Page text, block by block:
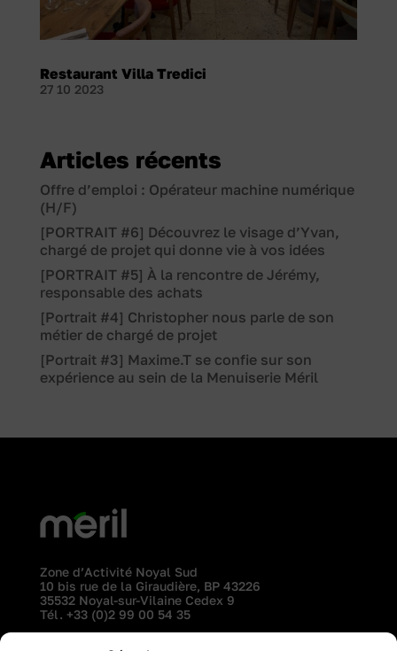
Restaurant Villa Tredici
27 10 2023
Articles récents
Offre d’emploi : Opérateur machine numérique
(H/F)
[PORTRAIT #6] Découvrez le visage d’Yvan,
chargé de projet qui donne vie à vos idées
[PORTRAIT #5] À la rencontre de Jérémy,
responsable des achats
[Portrait #4] Christopher nous parle de son
métier de chargé de projet
[Portrait #3] Maxime.T se confie sur son
expérience au sein de la Menuiserie Méril
Zone d’Activité Noyal Sud
10 bis rue de la Giraudière, BP 43226
35532 Noyal-sur-Vilaine Cedex 9
Tél. +33 (0)2 99 00 54 35